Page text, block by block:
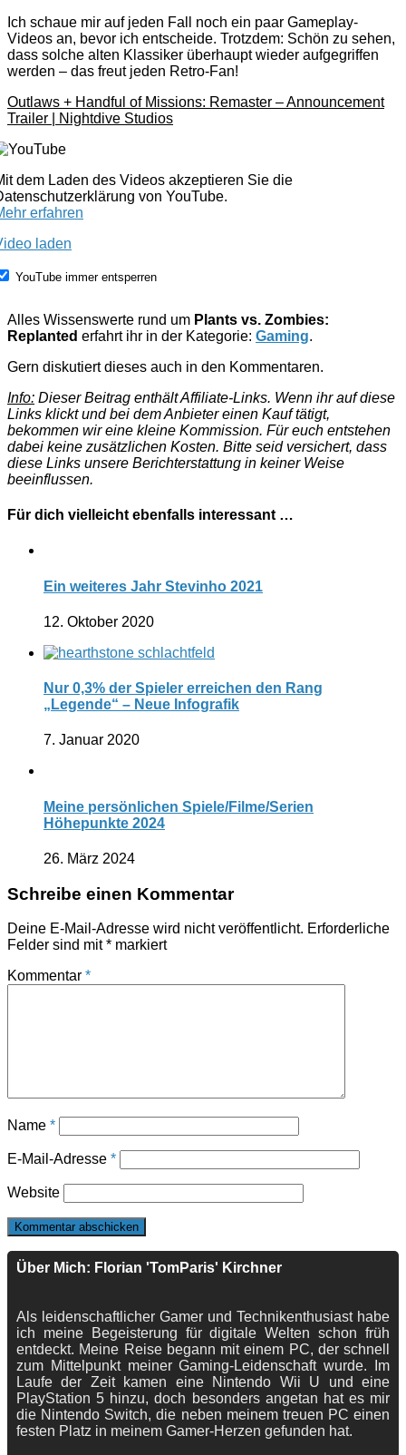
Ich schaue mir auf jeden Fall noch ein paar Gameplay-
Videos an, bevor ich entscheide. Trotzdem: Schön zu sehen,
dass solche alten Klassiker überhaupt wieder aufgegriffen
werden – das freut jeden Retro-Fan!
Outlaws + Handful of Missions: Remaster – Announcement
Trailer | Nightdive Studios
dem Laden des Videos akzeptieren Sie die
von YouTube.
erfahren
laden
YouTube immer entsperren
Alles Wissenswerte rund um Plants vs. Zombies:
Replanted erfahrt ihr in der Kategorie: Gaming.
Gern diskutiert dieses auch in den Kommentaren.
Info: Dieser Beitrag enthält Affiliate-Links. Wenn ihr auf diese
Links klickt und bei dem Anbieter einen Kauf tätigt,
bekommen wir eine kleine Kommission. Für euch entstehen
dabei keine zusätzlichen Kosten. Bitte seid versichert, dass
diese Links unsere Berichterstattung in keiner Weise
beeinflussen.
Für dich vielleicht ebenfalls interessant …
Ein weiteres Jahr Stevinho 2021
12. Oktober 2020
Nur 0,3% der Spieler erreichen den Rang
„Legende“ – Neue Infografik
7. Januar 2020
Meine persönlichen Spiele/Filme/Serien
Höhepunkte 2024
26. März 2024
Schreibe einen Kommentar
Deine E-Mail-Adresse wird nicht veröffentlicht. Erforderliche
Felder sind mit* markiert
Kommentar *
Name *
E-Mail-Adresse *
Website
Über Mich: Florian 'TomParis' Kirchner
Als leidenschaftlicher Gamer und Technikenthusiast habe
ich meine Begeisterung für digitale Welten schon früh
entdeckt. Meine Reise begann mit einem PC, der schnell
zum Mittelpunkt meiner Gaming-Leidenschaft wurde. Im
Laufe der Zeit kamen eine Nintendo Wii U und eine
PlayStation 5 hinzu, doch besonders angetan hat es mir
die Nintendo Switch, die neben meinem treuen PC einen
festen Platz in meinem Gamer-Herzen gefunden hat.